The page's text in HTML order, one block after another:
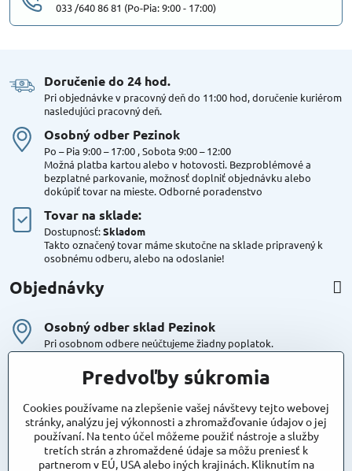
033 /640 86 81 (Po-Pia: 9:00 - 17:00)
Doručenie do 24 hod​.
Pri objednávke v pracovný deň do 11:00 hod, doručenie kuriérom
nasledujúci pracovný deň.
Osobný odber Pezinok
Po – Pia 9:00 – 17:00 , Sobota 9:00 – 12:00
Možná platba kartou alebo v hotovosti. Bezproblémové a
bezplatné parkovanie, možnosť doplniť objednávku alebo
dokúpiť tovar na mieste. Odborné poradenstvo
Tovar na sklade:
Dostupnosť:Skladom
Takto označený tovar máme skutočne na sklade pripravený k
osobnému odberu, alebo na odoslanie!
Objednávky
Osobný odber sklad Pezinok
Pri osobnom odbere neúčtujeme žiadny poplatok.
Kuriér DPD , Geis
Cena za dopravu:
Maxstore
Bratislavská 79
Predvoľby súkromia
Cookies používame na zlepšenie vašej návštevy tejto webovej
stránky, analýzu jej výkonnosti a zhromažďovanie údajov o jej
používaní. Na tento účel môžeme použiť nástroje a služby
tretích strán a zhromaždené údaje sa môžu preniesť k
partnerom v EÚ, USA alebo iných krajinách. Kliknutím na